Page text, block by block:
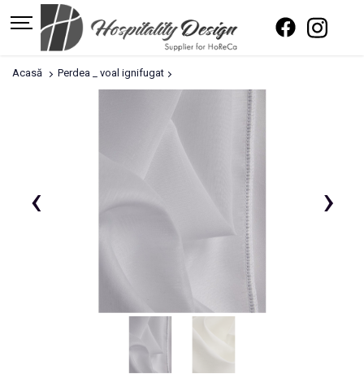
Acasă Perdea _ voal ignifugat
›
‹